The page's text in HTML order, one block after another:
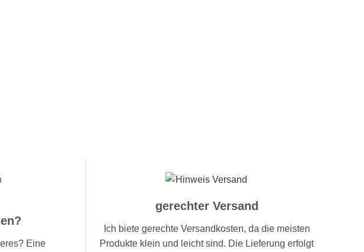
Eine
gerechter Versand
Ich biete gerechte Versandkosten, da die meisten
Produkte klein und leicht sind. Die Lieferung erfolgt